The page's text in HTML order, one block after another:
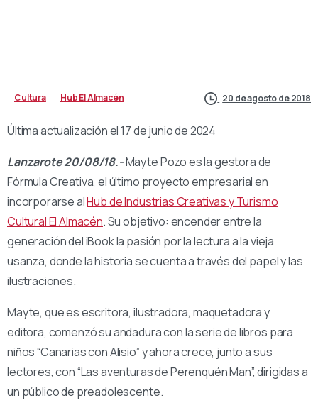
Cultura Hub El Almacén 20 de agosto de 2018
Última actualización el 17 de junio de 2024
Lanzarote 20/08/18.-Mayte Pozo es la gestora de
Fórmula Creativa, el último proyecto empresarial en
incorporarse alHub de Industrias Creativas y Turismo
Cultural El Almacén. Su objetivo: encender entre la
generación del iBook la pasión por la lectura a la vieja
usanza, donde la historia se cuenta a través del papel y las
ilustraciones.
Mayte, que es escritora, ilustradora, maquetadora y
editora, comenzó su andadura con la serie de libros para
niños “Canarias con Alisio” y ahora crece, junto a sus
lectores, con “Las aventuras de Perenquén Man”, dirigidas a
un público de preadolescente.